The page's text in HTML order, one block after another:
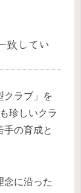
致してい
クラブ」を
珍しいクラ
手の育成と
念に沿った